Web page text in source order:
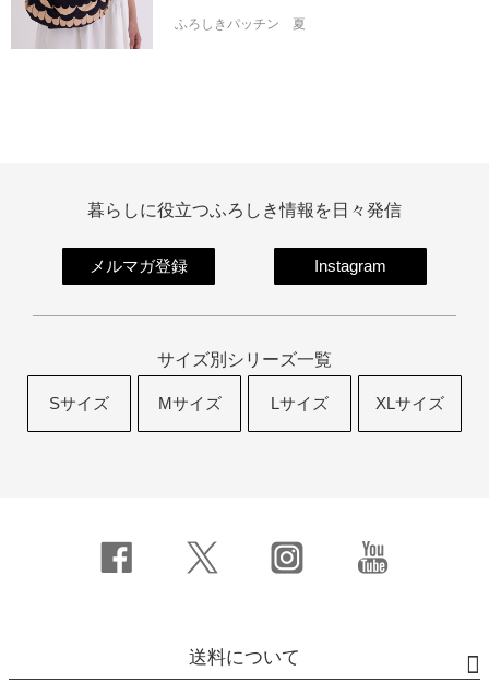
ふろしきパッチン 夏
暮らしに役立つふろしき情報を日々発信
メルマガ登録 Instagram
サイズ別シリーズ一覧
Sサイズ Mサイズ Lサイズ XLサイズ
送料について